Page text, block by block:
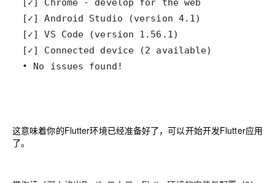
• No issues found!
这意味着你的Flutter环境已经准备好了，可以开始开发Flutter应用
了。